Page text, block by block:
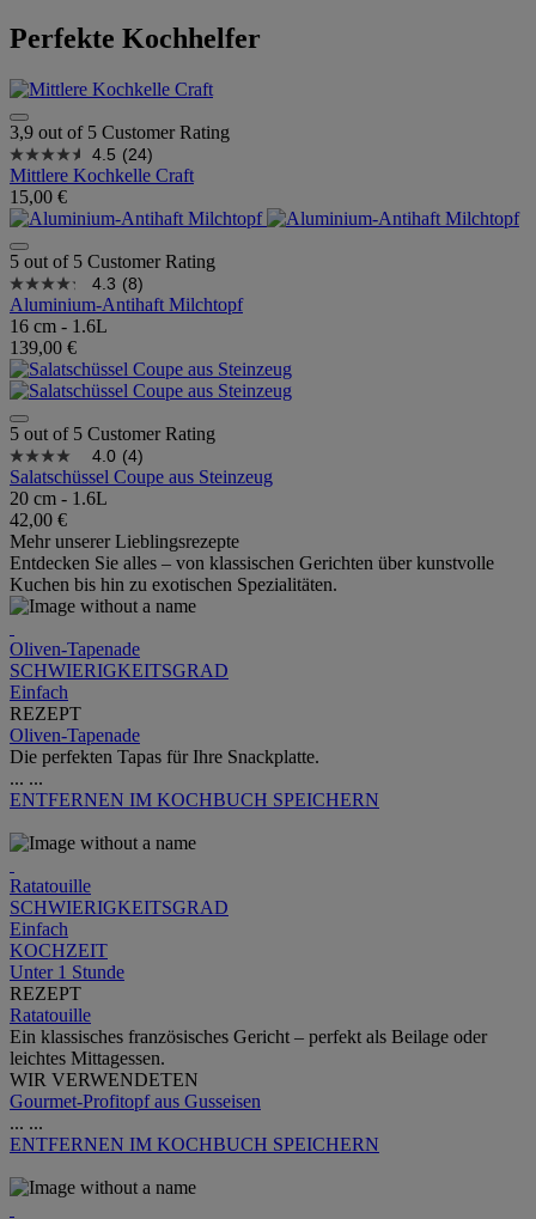
Perfekte Kochhelfer
3,9 out of 5 Customer Rating
4.5 (24)
Mittlere Kochkelle Craft
15,00 €
5 out of 5 Customer Rating
4.3 (8)
Aluminium-Antihaft Milchtopf
16 cm - 1.6L
139,00 €
5 out of 5 Customer Rating
4.0 (4)
Salatschüssel Coupe aus Steinzeug
20 cm - 1.6L
42,00 €
Mehr unserer Lieblingsrezepte
Entdecken Sie alles – von klassischen Gerichten über kunstvolle
Kuchen bis hin zu exotischen Spezialitäten.
Oliven-Tapenade
SCHWIERIGKEITSGRAD
Einfach
REZEPT
Oliven-Tapenade
Die perfekten Tapas für Ihre Snackplatte.
... ...
ENTFERNEN IM KOCHBUCH SPEICHERN
Ratatouille
SCHWIERIGKEITSGRAD
Einfach
KOCHZEIT
Unter 1 Stunde
REZEPT
Ratatouille
Ein klassisches französisches Gericht – perfekt als Beilage oder
leichtes Mittagessen.
WIR VERWENDETEN
Gourmet-Profitopf aus Gusseisen
... ...
ENTFERNEN IM KOCHBUCH SPEICHERN